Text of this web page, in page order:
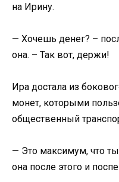
на Ирину.
— Хочешь денег? –
она. – Так вот, держи!
Ира достала из
монет, которыми
общественный
— Это максимум, что
она после этого и